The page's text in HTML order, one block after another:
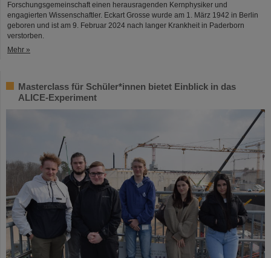
Forschungsgemeinschaft einen herausragenden Kernphysiker und
engagierten Wissenschaftler. Eckart Grosse wurde am 1. März 1942 in Berlin
geboren und ist am 9. Februar 2024 nach langer Krankheit in Paderborn
verstorben.
Mehr »
Masterclass für Schüler*innen bietet Einblick in das
ALICE-Experiment